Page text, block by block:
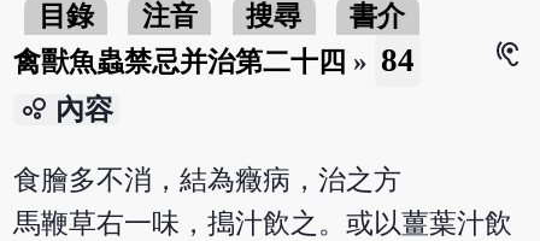
目錄 注音 搜尋
書介
禽獸魚蟲禁忌并治第二十四 » 84
hearing
bubble_chart 內容
食膾多不消，結為癥病，治之方
馬鞭草右一味，搗汁飲之。或以薑葉汁飲